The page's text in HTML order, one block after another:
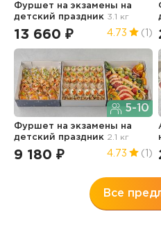
Фуршет на экзамены на
детский праздник 3.1 кг
13 660 ₽ 4.73 (1)
5-10
Фуршет на экзамены на
детский праздник 2.1 кг
9 180 ₽ 4.73 (1)
Все